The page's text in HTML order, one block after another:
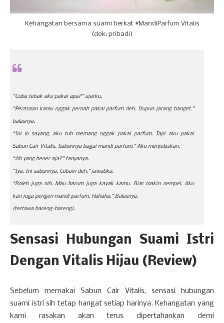
Kehangatan bersama suami berkat #MandiParfum Vitalis
(dok: pribadi)
“Coba tebak aku pakai apa?” ujarku.
“Perasaan kamu nggak pernah pakai parfum deh. Itupun jarang banget.”
balasnya.
“Ini lo sayang, aku tuh memang nggak pakai parfum. Tapi aku pakai
Sabun Cair Vitalis. Sabunnya bagai mandi parfum.” Aku menjelaskan.
“Ah yang bener aja?” tanyanya.
“Iya. Ini sabunnya. Cobain deh.” jawabku.
“Boleh juga nih. Mau harum juga kayak kamu. Biar makin nempel. Aku
kan juga pengen mandi parfum. Hahaha.” Balasnya.
(tertawa bareng-bareng).
Sensasi Hubungan Suami Istri
Dengan Vitalis Hijau (Review)
Sebelum memakai Sabun Cair Vitalis, sensasi hubungan
suami istri sih tetap hangat setiap harinya. Kehangatan yang
kami rasakan akan terus dipertahankan demi